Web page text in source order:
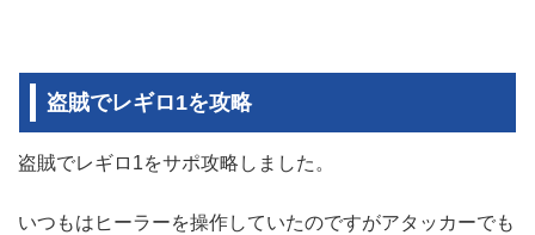
盗賊でレギロ1を攻略
盗賊でレギロ1をサポ攻略しました。
いつもはヒーラーを操作していたのですがアタッカーでも